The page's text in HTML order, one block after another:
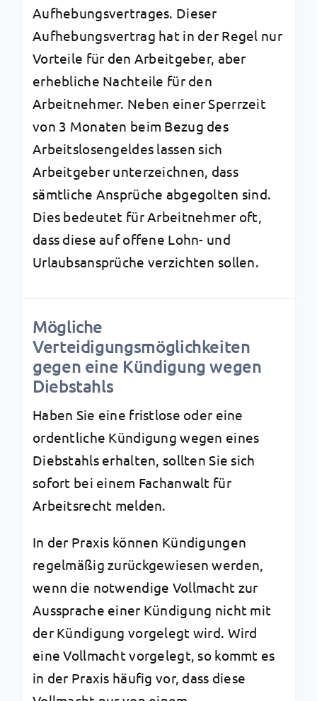
Aufhebungsvertrages. Dieser
Aufhebungsvertrag hat in der Regel nur
Vorteile für den Arbeitgeber, aber
erhebliche Nachteile für den
Arbeitnehmer. Neben einer Sperrzeit
von 3 Monaten beim Bezug des
Arbeitslosengeldes lassen sich
Arbeitgeber unterzeichnen, dass
sämtliche Ansprüche abgegolten sind.
Dies bedeutet für Arbeitnehmer oft,
dass diese auf offene Lohn- und
Urlaubsansprüche verzichten sollen.
Mögliche
Verteidigungsmöglichkeiten
gegen eine Kündigung wegen
Diebstahls
Haben Sie eine fristlose oder eine
ordentliche Kündigung wegen eines
Diebstahls erhalten, sollten Sie sich
sofort bei einem Fachanwalt für
Arbeitsrecht melden.
In der Praxis können Kündigungen
regelmäßig zurückgewiesen werden,
wenn die notwendige Vollmacht zur
Aussprache einer Kündigung nicht mit
der Kündigung vorgelegt wird. Wird
eine Vollmacht vorgelegt, so kommt es
in der Praxis häufig vor, dass diese